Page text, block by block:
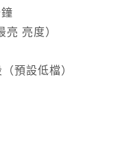
亮 亮度）
預設低檔）